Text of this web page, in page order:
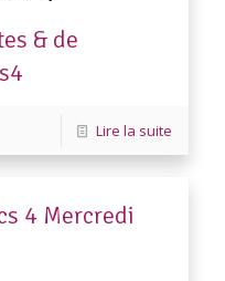
& de
Lire la suite
4 Mercredi